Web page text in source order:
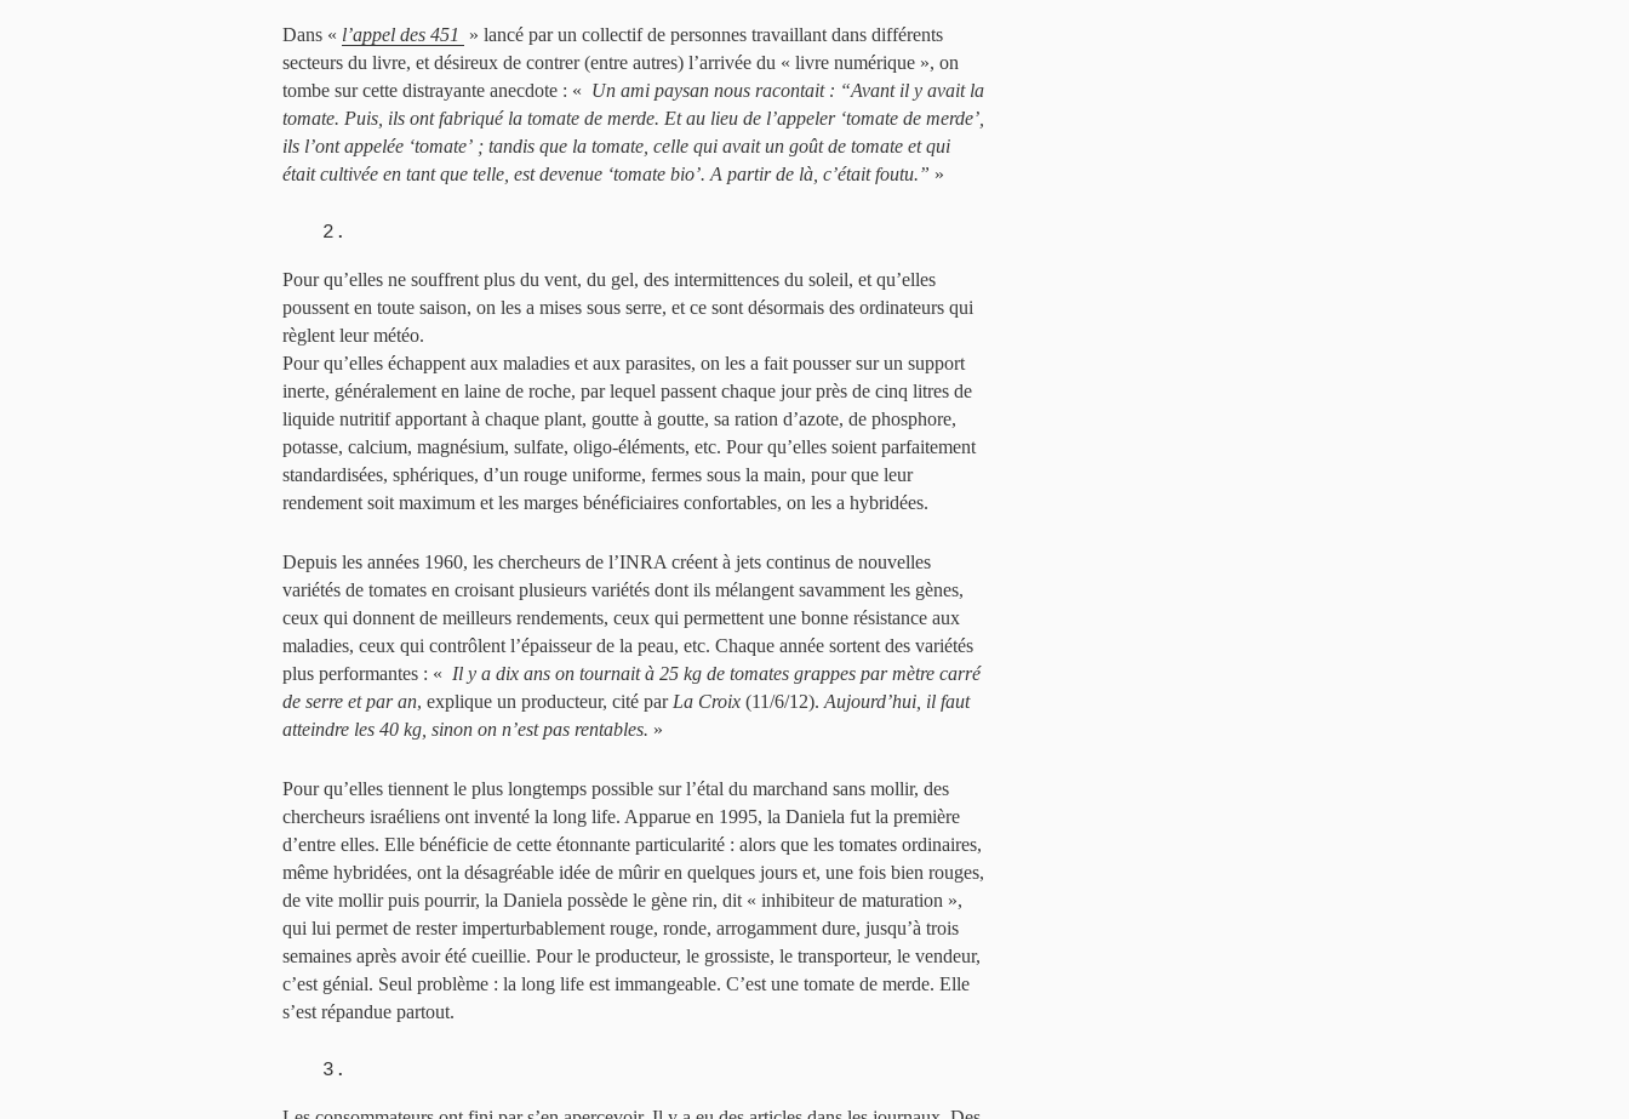
Dans « l’appel des 451
» lancé par un collectif de personnes travaillant dans différents
secteurs du livre, et désireux de contrer (entre autres) l’arrivée du « livre numérique », on
tombe sur cette distrayante anecdote : « Un ami paysan nous racontait : “Avant il y avait la
tomate. Puis, ils ont fabriqué la tomate de merde. Et au lieu de l’appeler ‘tomate de merde’,
ils l’ont appelée ‘tomate’ ; tandis que la tomate, celle qui avait un goût de tomate et qui
était cultivée en tant que telle, est devenue ‘tomate bio’. A partir de là, c’était foutu.” »
2.
Pour qu’elles ne souffrent plus du vent, du gel, des intermittences du soleil, et qu’elles
poussent en toute saison, on les a mises sous serre, et ce sont désormais des ordinateurs qui
règlent leur météo.
Pour qu’elles échappent aux maladies et aux parasites, on les a fait pousser sur un support
inerte, généralement en laine de roche, par lequel passent chaque jour près de cinq litres de
liquide nutritif apportant à chaque plant, goutte à goutte, sa ration d’azote, de phosphore,
potasse, calcium, magnésium, sulfate, oligo-éléments, etc. Pour qu’elles soient parfaitement
standardisées, sphériques, d’un rouge uniforme, fermes sous la main, pour que leur
rendement soit maximum et les marges bénéficiaires confortables, on les a hybridées.
Depuis les années 1960, les chercheurs de l’INRA créent à jets continus de nouvelles
variétés de tomates en croisant plusieurs variétés dont ils mélangent savamment les gènes,
ceux qui donnent de meilleurs rendements, ceux qui permettent une bonne résistance aux
maladies, ceux qui contrôlent l’épaisseur de la peau, etc. Chaque année sortent des variétés
plus performantes : « Il y a dix ans on tournait à 25 kg de tomates grappes par mètre carré
de serre et par an, explique un producteur, cité par La Croix (11/6/12). Aujourd’hui, il faut
atteindre les 40 kg, sinon on n’est pas rentables. »
Pour qu’elles tiennent le plus longtemps possible sur l’étal du marchand sans mollir, des
chercheurs israéliens ont inventé la long life. Apparue en 1995, la Daniela fut la première
d’entre elles. Elle bénéficie de cette étonnante particularité : alors que les tomates ordinaires,
même hybridées, ont la désagréable idée de mûrir en quelques jours et, une fois bien rouges,
de vite mollir puis pourrir, la Daniela possède le gène rin, dit « inhibiteur de maturation »,
qui lui permet de rester imperturbablement rouge, ronde, arrogamment dure, jusqu’à trois
semaines après avoir été cueillie. Pour le producteur, le grossiste, le transporteur, le vendeur,
c’est génial. Seul problème : la long life est immangeable. C’est une tomate de merde. Elle
s’est répandue partout.
3.